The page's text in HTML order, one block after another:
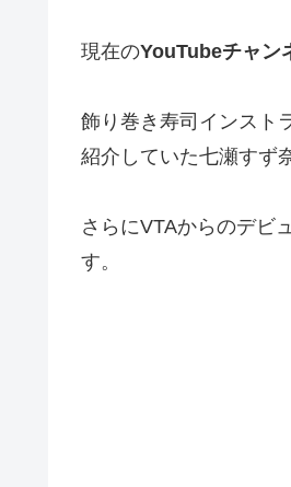
現在のYouTubeチャン
飾り巻き寿司インスト
紹介していた七瀬すず
さらにVTAからのデビ
す。